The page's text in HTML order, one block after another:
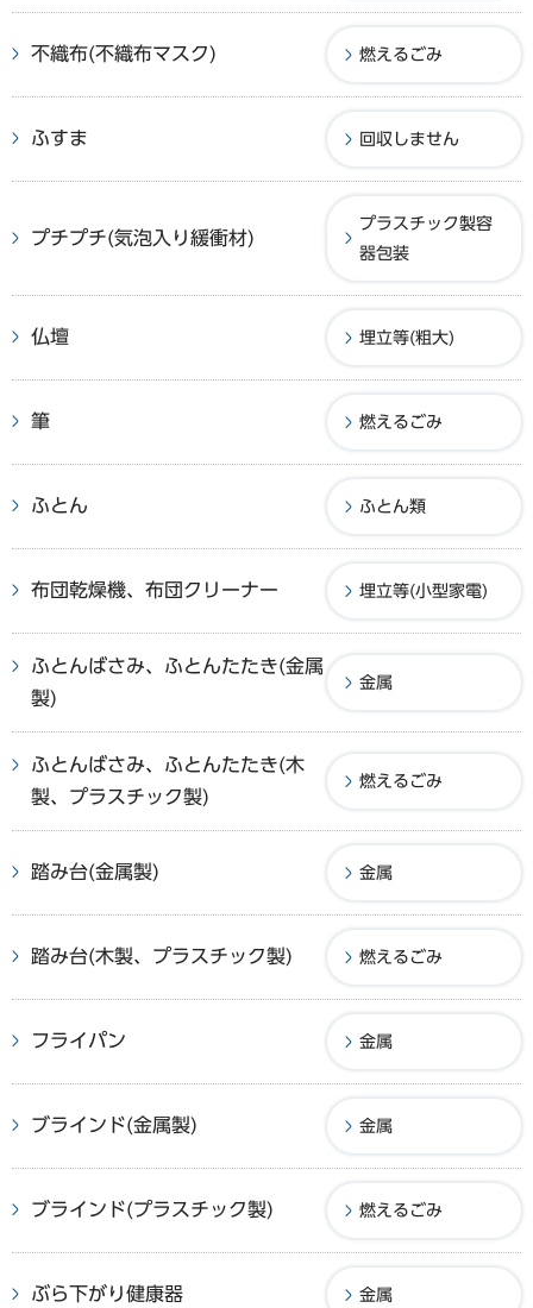
不織布(不織布マスク) 燃えるごみ
ふすま 回収しません
プチプチ(気泡入り緩衝材)
プラスチック製容
器包装
仏壇 埋立等(粗大)
筆 燃えるごみ
ふとん ふとん類
布団乾燥機、布団クリーナー 埋立等(小型家電)
ふとんばさみ、ふとんたたき(金属
製)
金属
ふとんばさみ、ふとんたたき(木
製、プラスチック製)
燃えるごみ
踏み台(金属製) 金属
踏み台(木製、プラスチック製) 燃えるごみ
フライパン 金属
ブラインド(金属製) 金属
ブラインド(プラスチック製) 燃えるごみ
ぶら下がり健康器 金属